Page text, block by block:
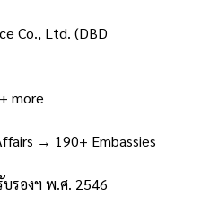
Co., Ltd. (DBD
more
→ 190+ Embassies
รองฯ พ.ศ. 2546